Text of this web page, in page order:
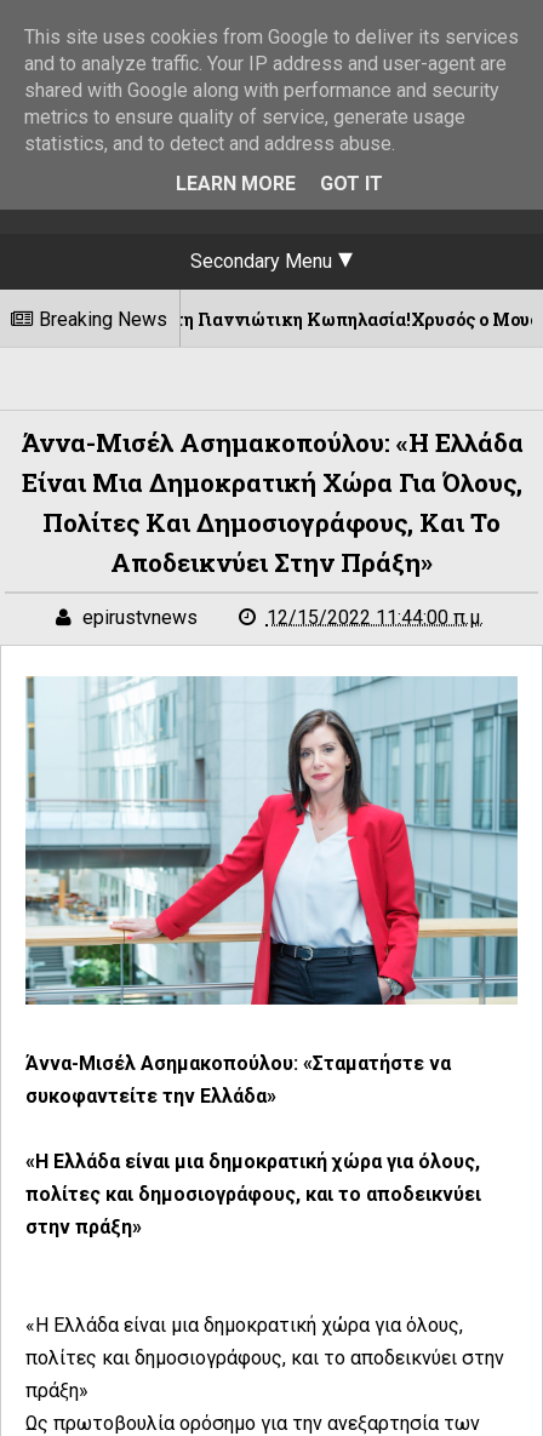
Secondary Menu
Breaking News
και τη Γιαννιώτικη Κωπηλασία!Χρυσός ο Μουσελίμης !
Άννα-Μισέλ Ασημακοπούλου: «Η Ελλάδα
Είναι Μια Δημοκρατική Χώρα Για Όλους,
Πολίτες Και Δημοσιογράφους, Και Το
Αποδεικνύει Στην Πράξη»
epirustvnews 12/15/2022 11:44:00 π.μ.
Άννα-Μισέλ Ασημακοπούλου: «Σταματήστε να
συκοφαντείτε την Ελλάδα»
«Η Ελλάδα είναι μια δημοκρατική χώρα για όλους,
πολίτες και δημοσιογράφους, και το αποδεικνύει
στην πράξη»
«Η Ελλάδα είναι μια δημοκρατική χώρα για όλους,
πολίτες και δημοσιογράφους, και το αποδεικνύει στην
πράξη»
Ως πρωτοβουλία ορόσημο για την ανεξαρτησία των
This site uses cookies from Google to deliver its services
and to analyze traffic. Your IP address and user-agent are
shared with Google along with performance and security
metrics to ensure quality of service, generate usage
statistics, and to detect and address abuse.
LEARN MORE
GOT IT